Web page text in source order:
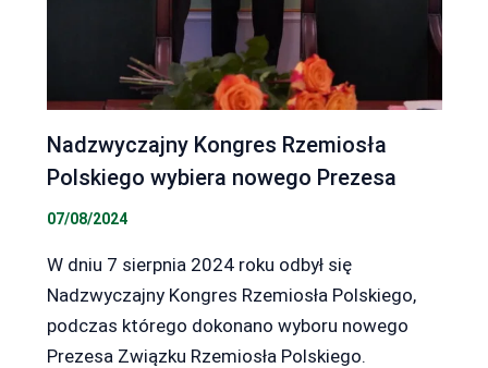
Nadzwyczajny Kongres Rzemiosła
Polskiego wybiera nowego Prezesa
07/08/2024
W dniu 7 sierpnia 2024 roku odbył się
Nadzwyczajny Kongres Rzemiosła Polskiego,
podczas którego dokonano wyboru nowego
Prezesa Związku Rzemiosła Polskiego.